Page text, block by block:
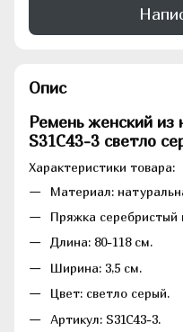
Опис
Ремень женский из
S31C43-3 светло
Характеристики товара:
Материал:
Пряжка
Длина: 80-118 см.
Ширина: 3,5 см.
Цвет: светло серый.
Артикул: S31C43-3.